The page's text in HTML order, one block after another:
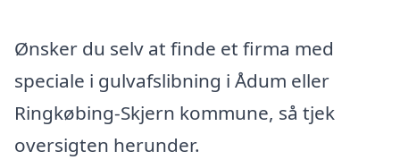
Ønsker du selv at finde et firma med
speciale i gulvafslibning i Ådum eller
Ringkøbing-Skjern kommune, så tjek
oversigten herunder.